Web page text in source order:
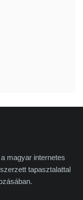
magyar internetes
tapasztalattal